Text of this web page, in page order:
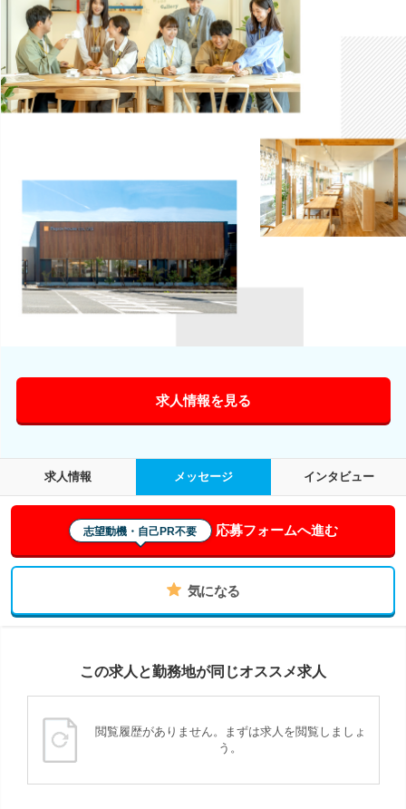
求人情報を見る
求人情報 メッセージ インタビュー
志望動機・自己PR不要 応募フォームへ進む
気になる
この求人と勤務地が同じオススメ求人
閲覧履歴がありません。まずは求人を閲覧しましょ
う。